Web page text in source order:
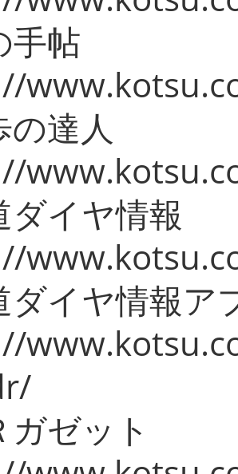
手帖
の達人
ダイヤ情報
ダイヤ情報ア
ガゼット